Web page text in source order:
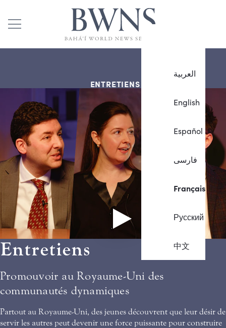
العربية
English
Español
فارسی
Français
Русский
中文
ENTRETIENS
Entretiens
Promouvoir au Royaume-Uni des
communautés dynamiques
Partout au Royaume-Uni, des jeunes découvrent que leur désir de
servir les autres peut devenir une force puissante pour construire